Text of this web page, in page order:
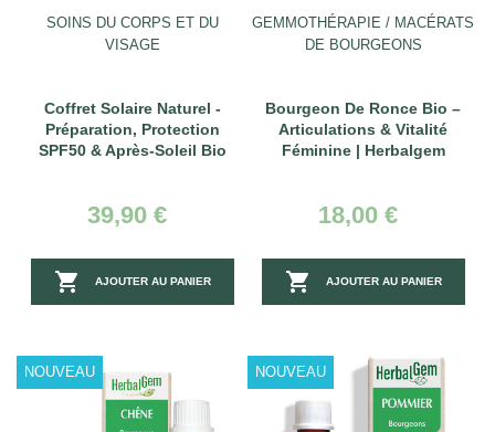
SOINS DU CORPS ET DU
VISAGE
Coffret Solaire Naturel -
Préparation, Protection
SPF50 & Après-Soleil Bio
39,90 €
 AJOUTER AU PANIER
GEMMOTHÉRAPIE / MACÉRATS
DE BOURGEONS
Bourgeon De Ronce Bio –
Articulations & Vitalité
Féminine | Herbalgem
18,00 €
 AJOUTER AU PANIER
NOUVEAU NOUVEAU